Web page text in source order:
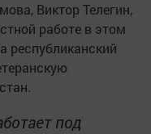
Виктор Телегин,
работе в этом
республиканский
под